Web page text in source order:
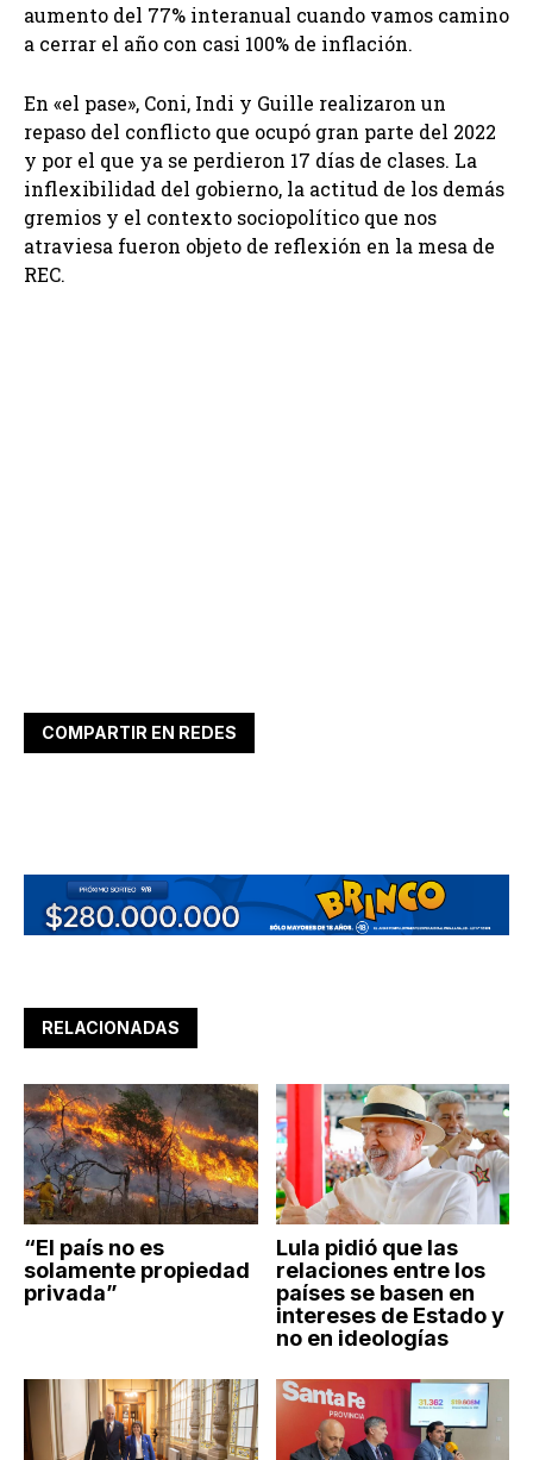
aumento del 77% interanual cuando vamos camino
a cerrar el año con casi 100% de inflación.
En «el pase», Coni, Indi y Guille realizaron un
repaso del conflicto que ocupó gran parte del 2022
y por el que ya se perdieron 17 días de clases. La
inflexibilidad del gobierno, la actitud de los demás
gremios y el contexto sociopolítico que nos
atraviesa fueron objeto de reflexión en la mesa de
REC.
COMPARTIR EN REDES
RELACIONADAS
“El país no es
solamente propiedad
privada”
Lula pidió que las
relaciones entre los
países se basen en
intereses de Estado y
no en ideologías